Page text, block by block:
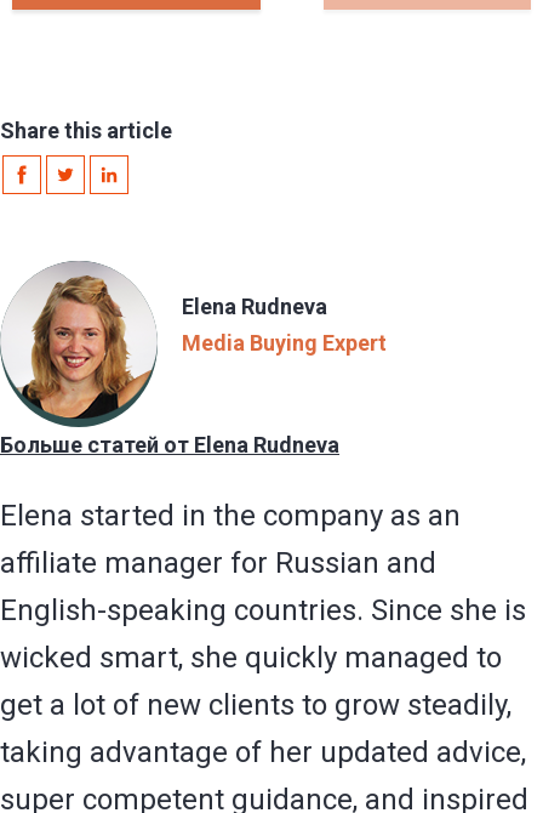
Share this article
Elena Rudneva
Media Buying Expert
Больше статей от Elena Rudneva
Elena started in the company as an
affiliate manager for Russian and
English-speaking countries. Since she is
wicked smart, she quickly managed to
get a lot of new clients to grow steadily,
taking advantage of her updated advice,
super competent guidance, and inspired